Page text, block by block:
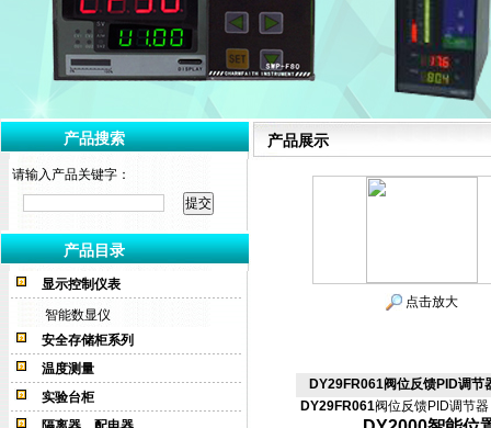
产品搜索
请输入产品关键字：
产品目录
显示控制仪表
智能数显仪
安全存储柜系列
温度测量
实验台柜
产品展示
点击放大
DY29FR061阀位反馈PID调节
DY29FR061阀位反馈PID调节器